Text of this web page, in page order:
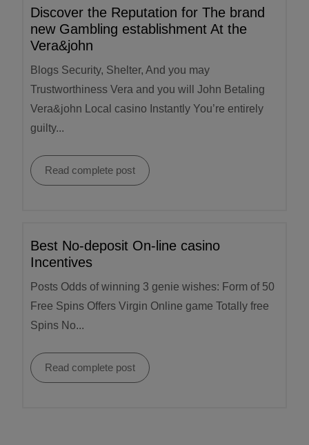
Discover the Reputation for The brand
new Gambling establishment At the
Vera&john
Blogs Security, Shelter, And you may
Trustworthiness Vera and you will John Betaling
Vera&john Local casino Instantly You’re entirely
guilty...
Read complete post
Best No-deposit On-line casino
Incentives
Posts Odds of winning 3 genie wishes: Form of 50
Free Spins Offers Virgin Online game Totally free
Spins No...
Read complete post